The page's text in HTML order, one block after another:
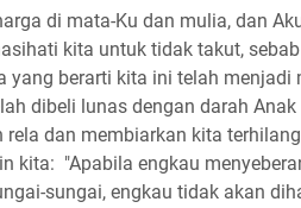
di mata-Ku dan mulia, dan
kita untuk tidak takut,
yang berarti kita ini telah menjadi
dibeli lunas dengan darah Anak
dan membiarkan kita
kita: "Apabila engkau
sungai, engkau tidak akan